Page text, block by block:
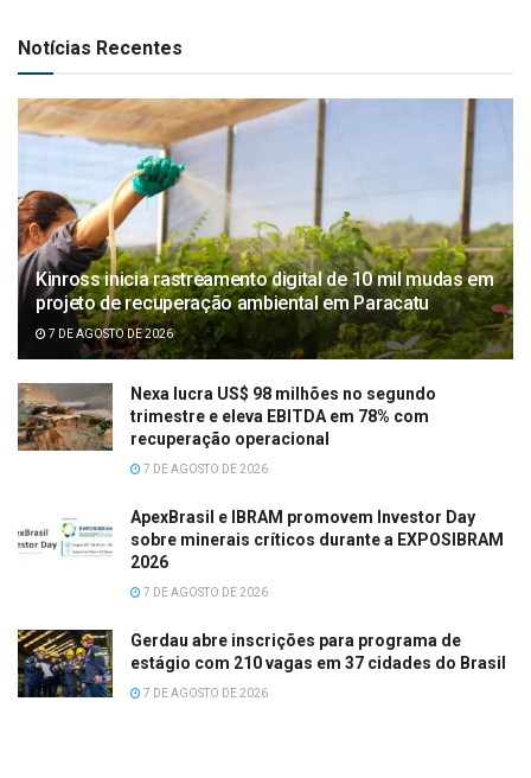
Notícias Recentes
Kinross inicia rastreamento digital de 10 mil mudas em
projeto de recuperação ambiental em Paracatu
7 DE AGOSTO DE 2026
Nexa lucra US$ 98 milhões no segundo
trimestre e eleva EBITDA em 78% com
recuperação operacional
7 DE AGOSTO DE 2026
ApexBrasil e IBRAM promovem Investor Day
sobre minerais críticos durante a EXPOSIBRAM
2026
7 DE AGOSTO DE 2026
Gerdau abre inscrições para programa de
estágio com 210 vagas em 37 cidades do Brasil
7 DE AGOSTO DE 2026